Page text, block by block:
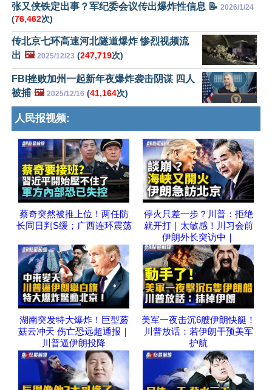
张又侠铁定出事？军纪委会议传出爆炸性信息 📝 2026/1/24
(76,462次)
传北京七环高速河北隧道爆炸 惨烈视频流
出 🖼️ 2025/12/23 (247,719次)
FBI挫败加州一起新年夜爆炸袭击阴谋 四人
被捕 🖼️ 2025/12/16 (41,164次)
人民报视频:
蔡奇突然被推上位！两任防
长同日判S缓；广西连环震荡
停火只差一步？川普：拒绝
就开打｜太敏感！川习会前
伊朗外长突访中｜
湖南突发特大爆炸！巨型蘑
菇云冲天 伤亡恐远超通报｜
川普逼伊朗投降
美军一夜击沉6艘伊朗快艇！
川普放话：若伊朗干预美军
护航